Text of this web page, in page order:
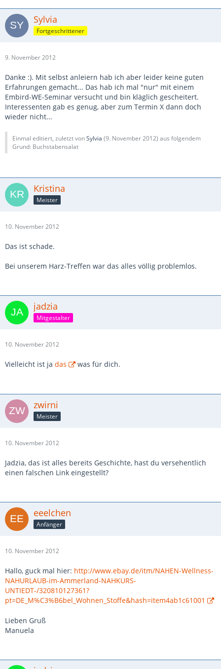
Sylvia
Fortgeschrittener
9. November 2012
Danke :). Mit selbst anleiern hab ich aber leider keine guten
Erfahrungen gemacht... Das hab ich mal "nur" mit einem
Embird-WE-Seminar versucht und bin kläglich gescheitert.
Interessenten gab es genug, aber zum Termin X dann doch
wieder nicht...
Einmal editiert, zuletzt vonSylvia (9. November 2012) aus folgendem
Grund: Buchstabensalat
Kristina
Meister
10. November 2012
Das ist schade.
Bei unserem Harz-Treffen war das alles völlig problemlos.
jadzia
Mitgestalter
10. November 2012
Vielleicht ist ja das was für dich.
zwirni
Meister
10. November 2012
Jadzia, das ist alles bereits Geschichte, hast du versehentlich
einen falschen Link eingestellt?
eeelchen
Anfänger
10. November 2012
Hallo, guck mal hier: http://www.ebay.de/itm/NAHEN-Wellness-
NAHURLAUB-im-Ammerland-NAHKURS-
UNTIEDT-/320810127361?
pt=DE_M%C3%B6bel_Wohnen_Stoffe&hash=item4ab1c61001
Lieben Gruß
Manuela